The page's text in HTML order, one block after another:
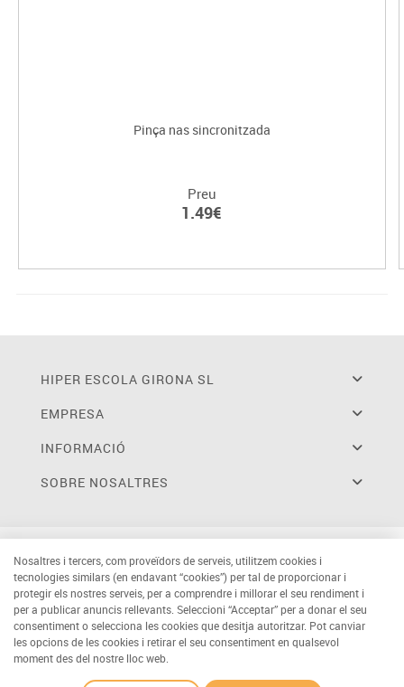
Pinça nas sincronitzada
Preu
1.49€
HIPER ESCOLA GIRONA SL
EMPRESA
INFORMACIÓ
SOBRE NOSALTRES
Nosaltres i tercers, com proveïdors de serveis, utilitzem cookies i
tecnologies similars (en endavant “cookies”) per tal de proporcionar i
protegir els nostres serveis, per a comprendre i millorar el seu rendiment i
per a publicar anuncis rellevants. Seleccioni “Acceptar” per a donar el seu
consentiment o selecciona les cookies que desitja autoritzar. Pot canviar
les opcions de les cookies i retirar el seu consentiment en qualsevol
moment des del nostre lloc web.